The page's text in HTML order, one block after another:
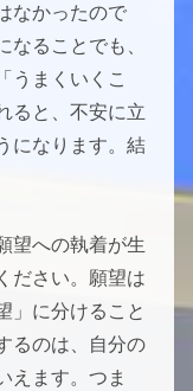
なかったので
ることでも、
うまくいくこ
ると、不安に立
になります。結
望への執着が生
ださい。願望は
」に分けること
るのは、自分の
えます。つま